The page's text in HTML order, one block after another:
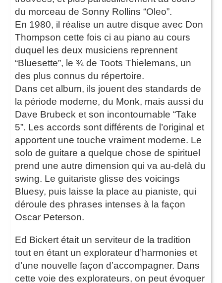
du morceau de Sonny Rollins “Oleo”.
En 1980, il réalise un autre disque avec Don
Thompson cette fois ci au piano au cours
duquel les deux musiciens reprennent
“Bluesette”, le ¾ de Toots Thielemans, un
des plus connus du répertoire.
Dans cet album, ils jouent des standards de
la période moderne, du Monk, mais aussi du
Dave Brubeck et son incontournable “Take
5”. Les accords sont différents de l’original et
apportent une touche vraiment moderne. Le
solo de guitare a quelque chose de spirituel
prend une autre dimension qui va au-delà du
swing. Le guitariste glisse des voicings
Bluesy, puis laisse la place au pianiste, qui
déroule des phrases intenses à la façon
Oscar Peterson.
Ed Bickert était un serviteur de la tradition
tout en étant un explorateur d’harmonies et
d’une nouvelle façon d’accompagner. Dans
cette voie des explorateurs, on peut évoquer